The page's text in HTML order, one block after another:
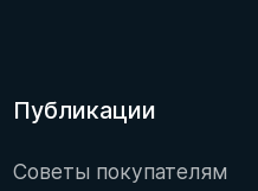
Публикации
Советы покупателям